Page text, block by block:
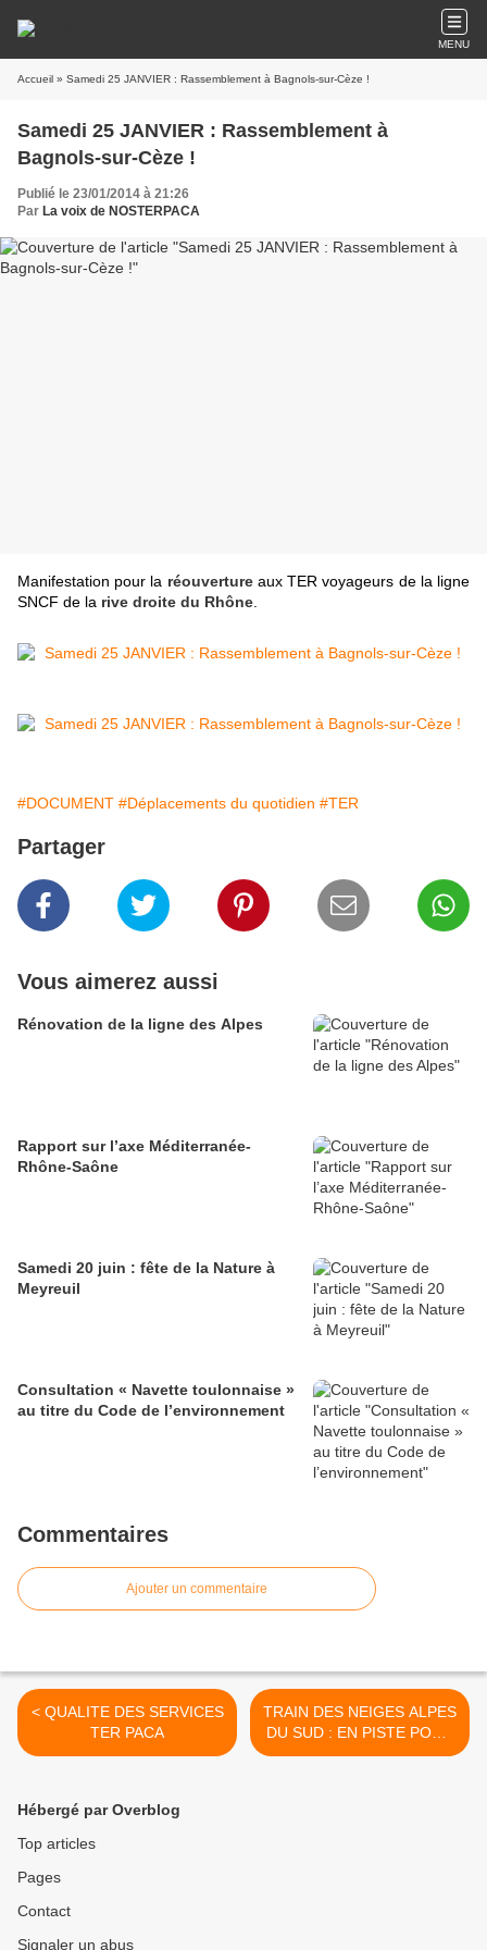
MENU
Accueil » Samedi 25 JANVIER : Rassemblement à Bagnols-sur-Cèze !
Samedi 25 JANVIER : Rassemblement à
Bagnols-sur-Cèze !
Publié le 23/01/2014 à 21:26
Par La voix de NOSTERPACA
Manifestation pour la réouvertureaux TER voyageurs de la ligne
SNCF de la rive droite du Rhône
#DOCUMENT #Déplacements du quotidien #TER
Partager
Vous aimerez aussi
Rénovation de la ligne des Alpes
Rapport sur l’axe Méditerranée-
Rhône-Saône
Samedi 20 juin : fête de la Nature à
Meyreuil
Consultation « Navette toulonnaise »
au titre du Code de l’environnement
Commentaires
Ajouter un commentaire
< QUALITE DES SERVICES
TER PACA
TRAIN DES NEIGES ALPES
DU SUD : EN PISTE POUR
LA SAISON 2014 ! >
Hébergé par Overblog
Top articles
Pages
Contact
Signaler un abus